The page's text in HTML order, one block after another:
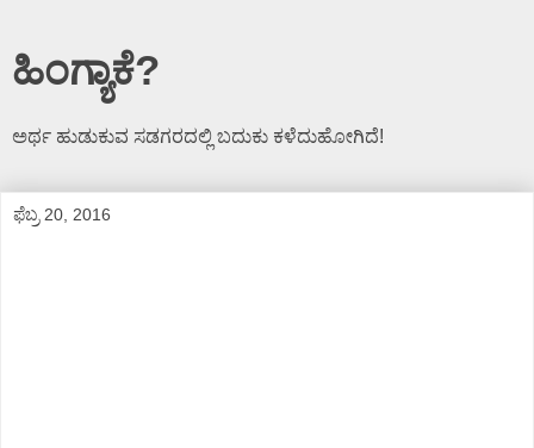
ಹಿಂಗ್ಯಾಕೆ?
ಅರ್ಥ ಹುಡುಕುವ ಸಡಗರದಲ್ಲಿ ಬದುಕು ಕಳೆದುಹೋಗಿದೆ!
ಫೆಬ್ರ 20, 2016